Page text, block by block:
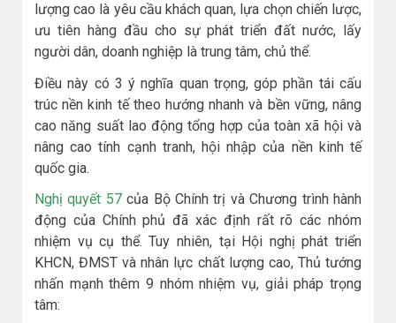
lượng cao là yêu cầu khách quan, lựa chọn chiến lược,
ưu tiên hàng đầu cho sự phát triển đất nước, lấy
người dân, doanh nghiệp là trung tâm, chủ thể.
Điều này có 3 ý nghĩa quan trọng, góp phần tái cấu
trúc nền kinh tế theo hướng nhanh và bền vững, nâng
cao năng suất lao động tổng hợp của toàn xã hội và
nâng cao tính cạnh tranh, hội nhập của nền kinh tế
quốc gia.
Nghị quyết 57của Bộ Chính trị và Chương trình hành
động của Chính phủ đã xác định rất rõ các nhóm
nhiệm vụ cụ thể. Tuy nhiên, tại Hội nghị phát triển
KHCN, ĐMST và nhân lực chất lượng cao, Thủ tướng
nhấn mạnh thêm 9 nhóm nhiệm vụ, giải pháp trọng
tâm: